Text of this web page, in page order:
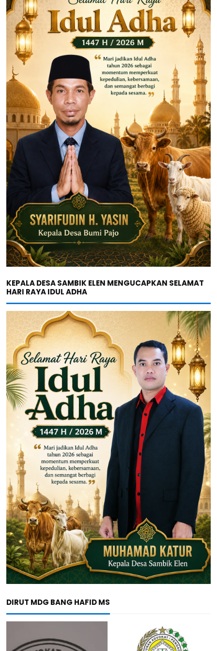
KEPALA DESA SAMBIK ELEN MENGUCAPKAN SELAMAT
HARI RAYA IDUL ADHA
DIRUT MDG BANG HAFID MS